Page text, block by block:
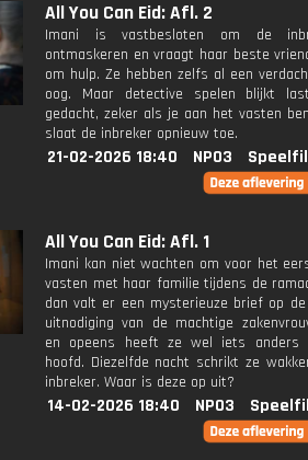
All You Can Eid: Afl. 2
Imani is vastbesloten om de
ontmaskeren en vraagt haar beste
om hulp. Ze hebben zelfs al een
oog. Maar detective spelen blijkt
gedacht, zeker als je aan het vasten
slaat de inbreker opnieuw toe.
21-02-2026 18:40 NPO3
All You Can Eid: Afl. 1
Imani kan niet wachten om voor het
vasten met haar familie tijdens de
dan valt er een mysterieuze brief op
uitnodiging van de machtige
en opeens heeft ze wel iets anders
hoofd. Diezelfde nacht schrikt ze
inbreker. Waar is deze op uit?
14-02-2026 18:40 NPO3